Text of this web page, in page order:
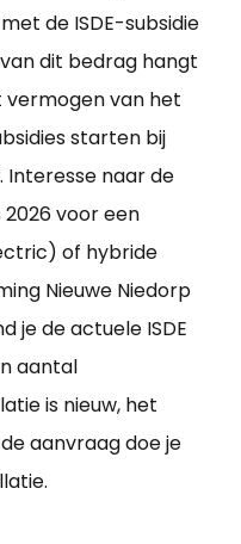
de ISDE-subsidie
dit bedrag hangt
van het
starten bij
naar de
voor een
of hybride
Nieuwe Niedorp
je de actuele ISDE
aantal
is nieuw, het
aanvraag doe je